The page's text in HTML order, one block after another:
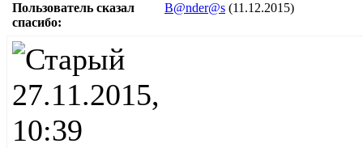
Пользователь сказал
cпасибо:
B@nder@s (11.12.2015)
27.11.2015,
10:39